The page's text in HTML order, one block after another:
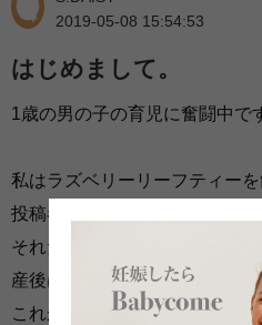
2019-05-08 15:54:53
はじめまして。
1歳の男の子の育児に奮闘中で
私はラズベリーリーフティー
投稿者様がリラックスできるな
それだけで効果があると思い
産後は尚更リラックスタイムが
これから暑い季節になります